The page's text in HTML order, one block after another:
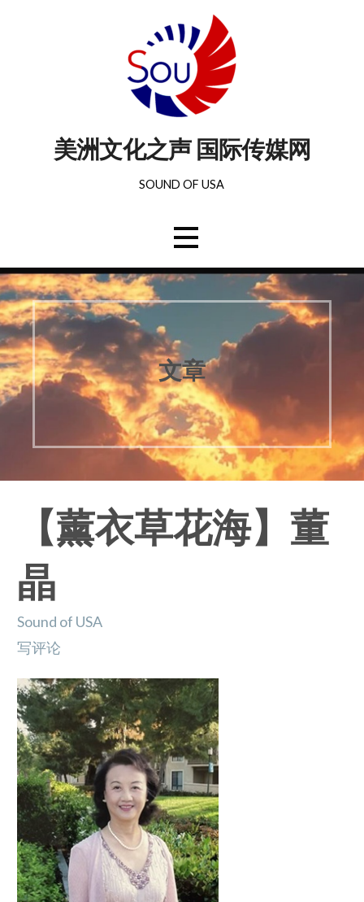
美洲文化之声 国际传媒网
SOUND OF USA
文章
【薰衣草花海】董
晶
Sound of USA
写评论